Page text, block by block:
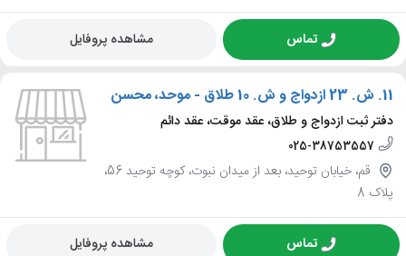
تماس مشاهده پروفایل
11. ش. 23 ازدواج و ش. 10 طلاق - موحد، محسن
دفتر ثبت ازدواج و طلاق، عقد موقت، عقد دائم
025-38753557
قم، خیابان توحید، بعد از میدان نبوت، کوچه توحید 56،
پلاک 8
تماس مشاهده پروفایل